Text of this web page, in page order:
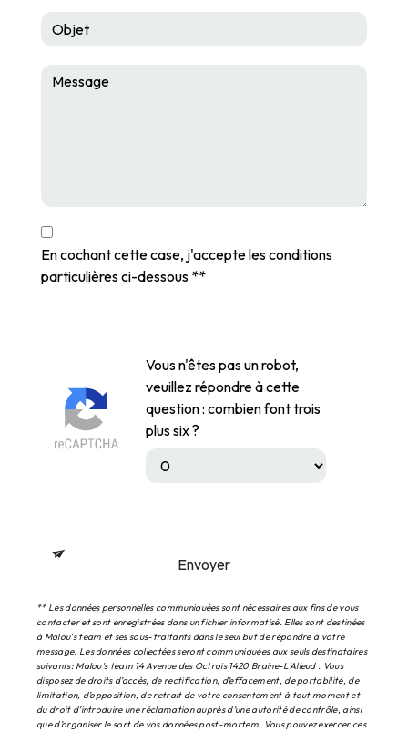
En cochant cette case, j'accepte les conditions
particulières ci-dessous **
Vous n'êtes pas un robot,
veuillez répondre à cette
question : combien font trois
plus six ?
Envoyer
** Les données personnelles communiquées sont nécessaires aux fins de vous
contacter et sont enregistrées dans un fichier informatisé. Elles sont destinées
à Malou's team et ses sous-traitants dans le seul but de répondre à votre
message. Les données collectées seront communiquées aux seuls destinataires
suivants: Malou's team 14 Avenue des Octrois 1420 Braine-L'Alleud . Vous
disposez de droits d’accès, de rectification, d’effacement, de portabilité, de
limitation, d’opposition, de retrait de votre consentement à tout moment et
du droit d’introduire une réclamation auprès d’une autorité de contrôle, ainsi
que d’organiser le sort de vos données post-mortem. Vous pouvez exercer ces